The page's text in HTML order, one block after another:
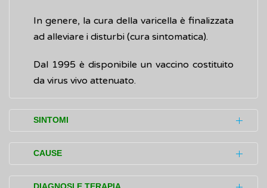
In genere, la cura della varicella è finalizzata
ad alleviare i disturbi (cura sintomatica).
Dal 1995 è disponibile un vaccino costituito
da virus vivo attenuato.
SINTOMI
La varicella si manifesta dopo 10-21 giorni
dal “contatto” (esposizione) con ilviruse
generalmente si risolve in 7-10 giorni. Uno o
CAUSE
La varicella è causata dall'infezione con il